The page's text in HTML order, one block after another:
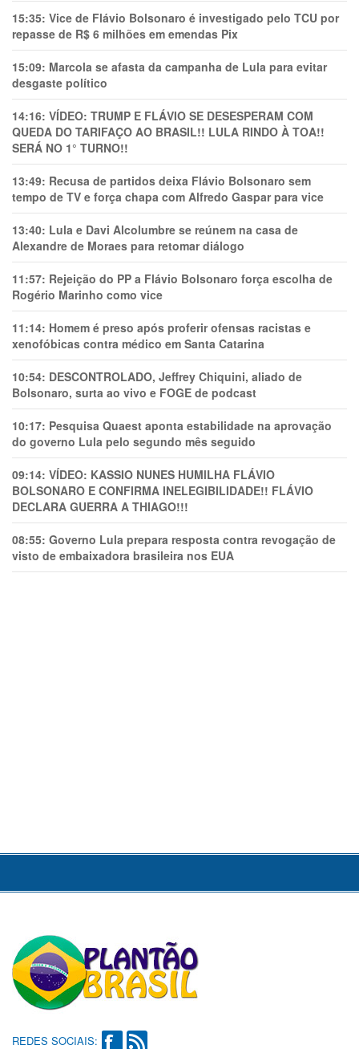
15:35: Vice de Flávio Bolsonaro é investigado pelo TCU por
repasse de R$ 6 milhões em emendas Pix
15:09: Marcola se afasta da campanha de Lula para evitar
desgaste político
14:16: VÍDEO: TRUMP E FLÁVIO SE DESESPERAM COM
QUEDA DO TARIFAÇO AO BRASIL!! LULA RINDO À TOA!!
SERÁ NO 1° TURNO!!
13:49: Recusa de partidos deixa Flávio Bolsonaro sem
tempo de TV e força chapa com Alfredo Gaspar para vice
13:40: Lula e Davi Alcolumbre se reúnem na casa de
Alexandre de Moraes para retomar diálogo
11:57: Rejeição do PP a Flávio Bolsonaro força escolha de
Rogério Marinho como vice
11:14: Homem é preso após proferir ofensas racistas e
xenofóbicas contra médico em Santa Catarina
10:54: DESCONTROLADO, Jeffrey Chiquini, aliado de
Bolsonaro, surta ao vivo e FOGE de podcast
10:17: Pesquisa Quaest aponta estabilidade na aprovação
do governo Lula pelo segundo mês seguido
09:14: VÍDEO: KASSIO NUNES HUMlLHA FLÁVIO
BOLSONARO E CONFIRMA INELEGIBILIDADE!! FLÁVIO
DECLARA GUERRA A THIAGO!!!
08:55: Governo Lula prepara resposta contra revogação de
visto de embaixadora brasileira nos EUA
REDES SOCIAIS: